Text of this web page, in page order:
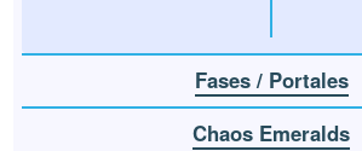
Fases / Portales
Chaos Emeralds